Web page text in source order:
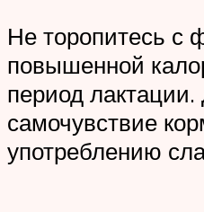
Не торопитесь с
повышенной
период
самочувствие
употреблению